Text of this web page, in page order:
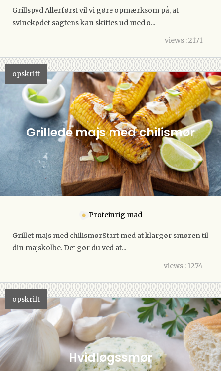
Grillspyd Allerførst vil vi gøre opmærksom på, at
svinekødet sagtens kan skiftes ud med o...
views : 2171
opskrift
Grillede majs med chilismør
Proteinrig mad
Grillet majs med chilismørStart med at klargør smøren til
din majskolbe. Det gør du ved at...
views : 1274
opskrift
Hvidløgssmør